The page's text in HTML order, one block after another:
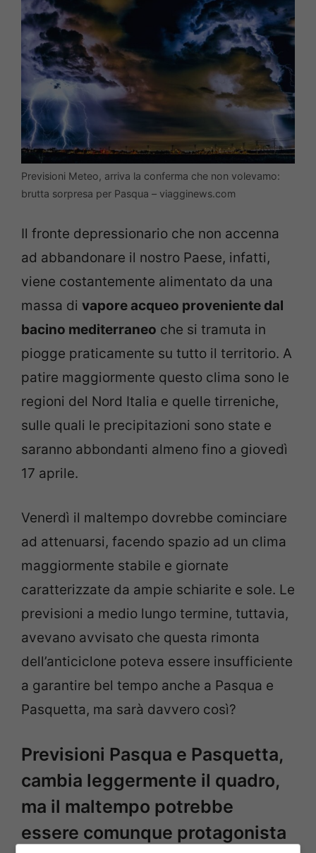
Previsioni Meteo, arriva la conferma che non volevamo:
brutta sorpresa per Pasqua – viagginews.com
Il fronte depressionario che non accenna
ad abbandonare il nostro Paese, infatti,
viene costantemente alimentato da una
massa di vapore acqueo proveniente dal
bacino mediterraneo che si tramuta in
piogge praticamente su tutto il territorio. A
patire maggiormente questo clima sono le
regioni del Nord Italia e quelle tirreniche,
sulle quali le precipitazioni sono state e
saranno abbondanti almeno fino a giovedì
17 aprile.
Venerdì il maltempo dovrebbe cominciare
ad attenuarsi, facendo spazio ad un clima
maggiormente stabile e giornate
caratterizzate da ampie schiarite e sole. Le
previsioni a medio lungo termine, tuttavia,
avevano avvisato che questa rimonta
dell’anticiclone poteva essere insufficiente
a garantire bel tempo anche a Pasqua e
Pasquetta, ma sarà davvero così?
Previsioni Pasqua e Pasquetta,
cambia leggermente il quadro,
ma il maltempo potrebbe
essere comunque protagonista